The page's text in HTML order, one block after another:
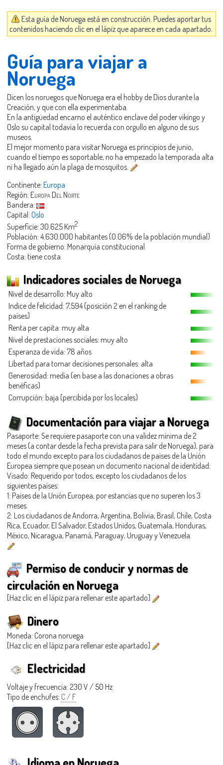
Esta guía de Noruega está en construcción. Puedes aportar tus
contenidos haciendo clic en el lápiz que aparece en cada apartado.
Guía para viajar a
Noruega
Dicen los noruegos que Noruega era el hobby de Dios durante la
Creación, y que con ella experimentaba.
En la antigüedad encarno el auténtico enclave del poder vikingo y
Oslo su capital todavía lo recuerda con orgullo en alguno de sus
museos.
El mejor momento para visitar Noruega es principios de junio,
cuando el tiempo es soportable, no ha empezado la temporada alta
ni ha llegado aún la plaga de mosquitos.
Continente: Europa
Región: Europa Del Norte
Bandera:
Capital: Oslo
Superficie: 30.625 Km2
Población: 4.630.000 habitantes (0.06% de la población mundial)
Forma de gobierno: Monarquía constitucional
Costa: tiene costa
Indicadores sociales de Noruega
Nivel de desarrollo: Muy alto
Indice de felicidad: 7,594 (posición 2 en el ranking de
países)
Renta per capita: muy alta
Nivel de prestaciones sociales: muy alto
Esperanza de vida: 78 años
Libertad para tomar decisiones personales: alta
Generosidad: media (en base a las donaciones a obras
benéficas)
Corrupción: baja (percibida por los locales)
Documentación para viajar a Noruega
Pasaporte: Se requiere pasaporte con una validez mínima de 2
meses (a contar desde la fecha prevista para salir de Noruega), para
todo el mundo excepto para los ciudadanos de países de la Unión
Europea siempre que posean un documento nacional de identidad:
Visado: Requerido por todos, excepto los ciudadanos de los
siguientes países:
1: Países de la Unión Europea, por estancias que no superen los 3
meses.
2: Los ciudadanos de Andorra, Argentina, Bolivia, Brasil, Chile, Costa
Rica, Ecuador, El Salvador, Estados Unidos, Guatemala, Honduras,
México, Nicaragua, Panamá, Paraguay, Uruguay y Venezuela.
Permiso de conducir y normas de
circulación en Noruega
[Haz clic en el lápiz para rellenar este apartado]
Dinero
Moneda: Corona noruega
[Haz clic en el lápiz para rellenar este apartado]
Electricidad
Voltaje y frecuencia: 230 V / 50 Hz
Tipo de enchufes: C / F